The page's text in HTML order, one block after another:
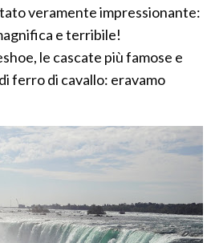
veramente impressionante:
e terribile!
le cascate più famose e
ferro di cavallo: eravamo